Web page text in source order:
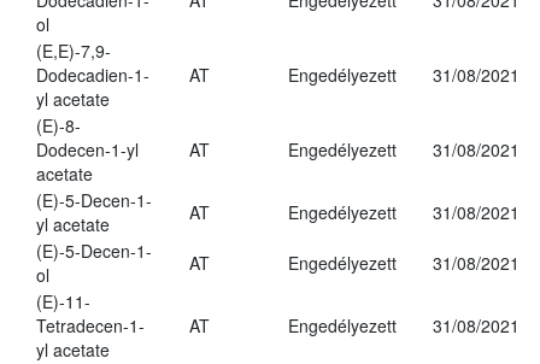
ol
(E,E)-7,9-
Dodecadien-1-
yl acetate
AT Engedélyezett 31/08/2021
(E)-8-
Dodecen-1-yl
acetate
AT Engedélyezett 31/08/2021
(E)-5-Decen-1-
yl acetate
AT Engedélyezett
31/08/2021
(E)-5-Decen-1-
ol
AT Engedélyezett
31/08/2021
(E)-11-
Tetradecen-1-
yl acetate
AT Engedélyezett 31/08/2021